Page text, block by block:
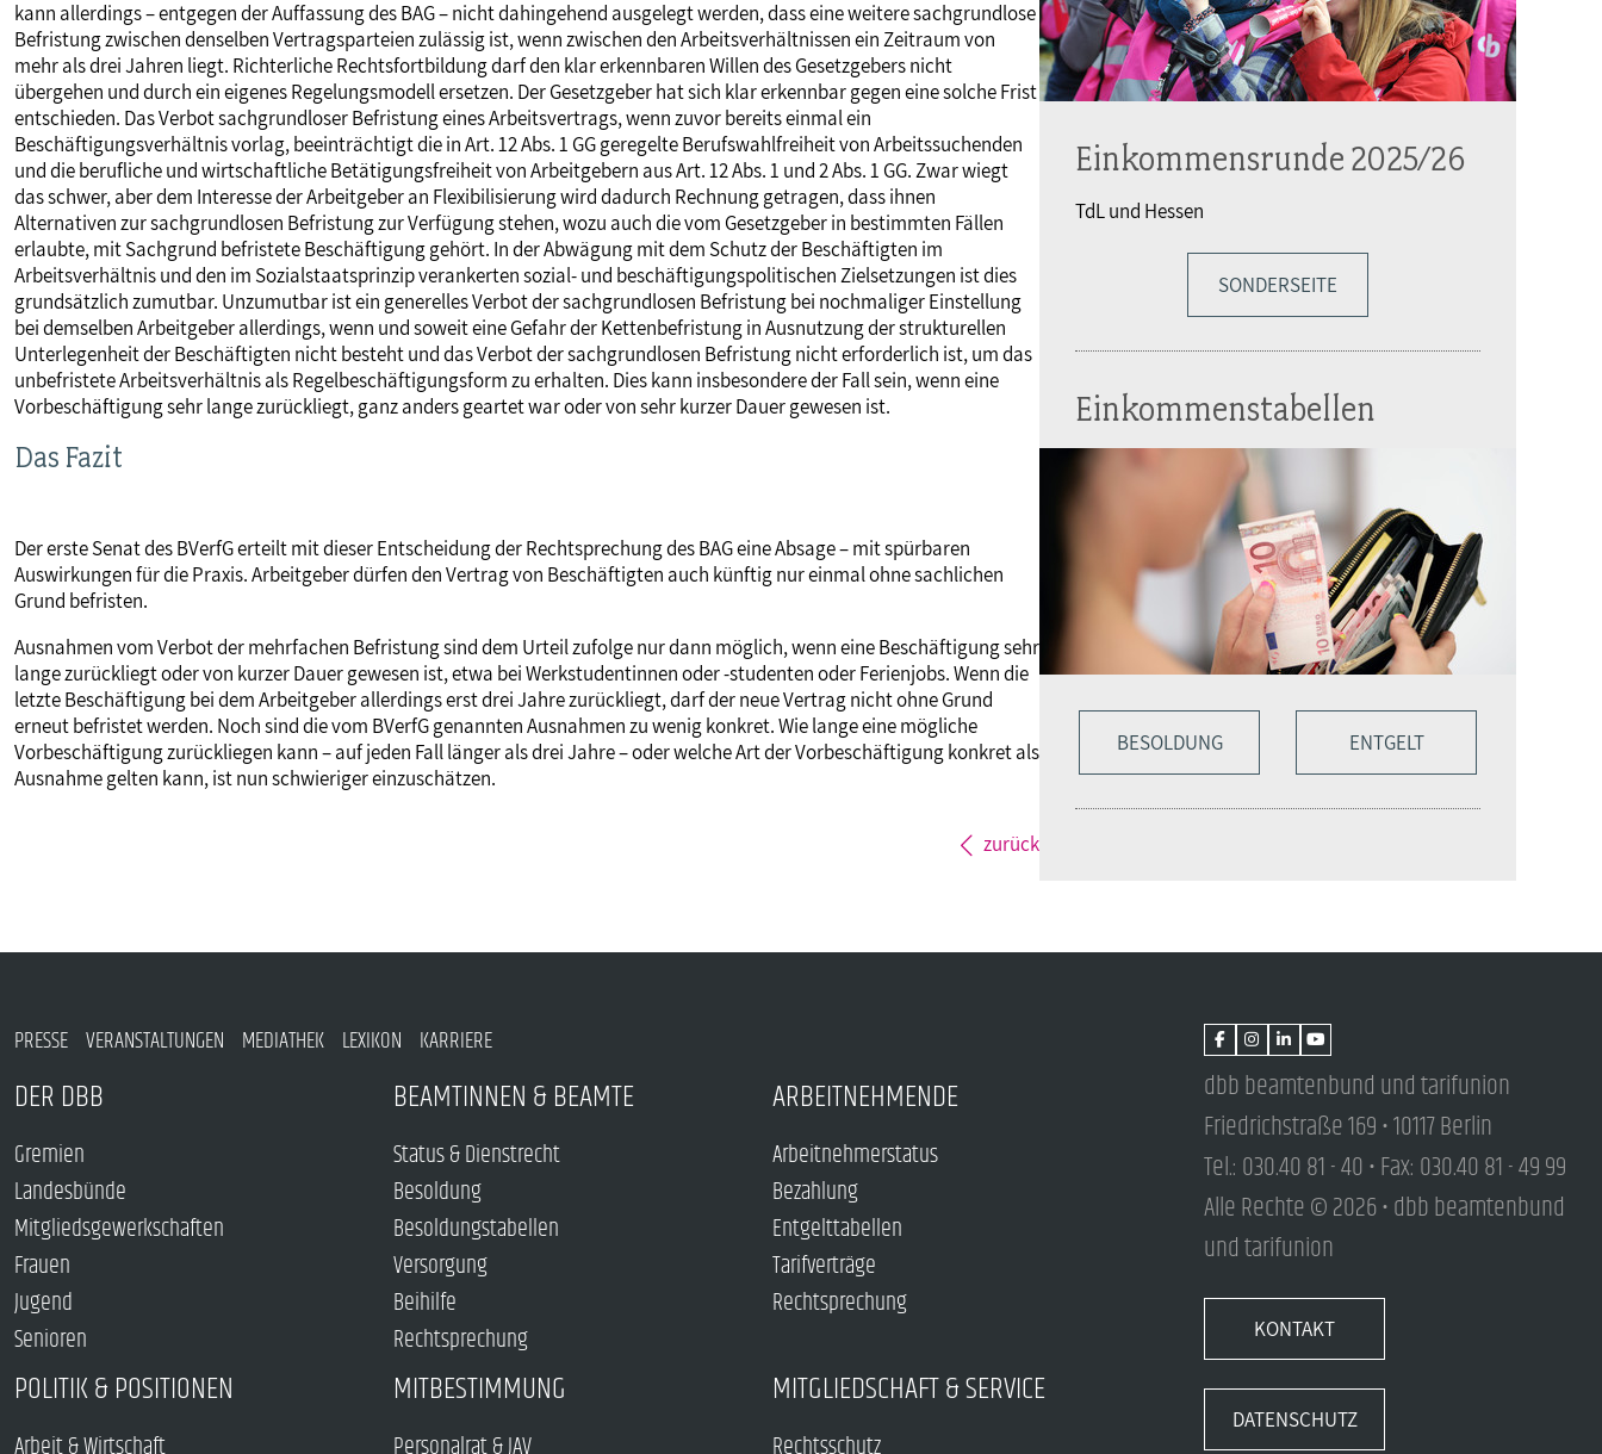
kann allerdings – entgegen der Auffassung des BAG – nicht dahingehend ausgelegt werden, dass eine weitere sachgrundlose
Befristung zwischen denselben Vertragsparteien zulässig ist, wenn zwischen den Arbeitsverhältnissen ein Zeitraum von
mehr als drei Jahren liegt. Richterliche Rechtsfortbildung darf den klar erkennbaren Willen des Gesetzgebers nicht
übergehen und durch ein eigenes Regelungsmodell ersetzen. Der Gesetzgeber hat sich klar erkennbar gegen eine solche Frist
entschieden. Das Verbot sachgrundloser Befristung eines Arbeitsvertrags, wenn zuvor bereits einmal ein
Beschäftigungsverhältnis vorlag, beeinträchtigt die in Art. 12 Abs. 1 GG geregelte Berufswahlfreiheit von Arbeitssuchenden
und die berufliche und wirtschaftliche Betätigungsfreiheit von Arbeitgebern aus Art. 12 Abs. 1 und 2 Abs. 1 GG. Zwar wiegt
das schwer, aber dem Interesse der Arbeitgeber an Flexibilisierung wird dadurch Rechnung getragen, dass ihnen
Alternativen zur sachgrundlosen Befristung zur Verfügung stehen, wozu auch die vom Gesetzgeber in bestimmten Fällen
erlaubte, mit Sachgrund befristete Beschäftigung gehört. In der Abwägung mit dem Schutz der Beschäftigten im
Arbeitsverhältnis und den im Sozialstaatsprinzip verankerten sozial- und beschäftigungspolitischen Zielsetzungen ist dies
grundsätzlich zumutbar. Unzumutbar ist ein generelles Verbot der sachgrundlosen Befristung bei nochmaliger Einstellung
bei demselben Arbeitgeber allerdings, wenn und soweit eine Gefahr der Kettenbefristung in Ausnutzung der strukturellen
Unterlegenheit der Beschäftigten nicht besteht und das Verbot der sachgrundlosen Befristung nicht erforderlich ist, um das
unbefristete Arbeitsverhältnis als Regelbeschäftigungsform zu erhalten. Dies kann insbesondere der Fall sein, wenn eine
Vorbeschäftigung sehr lange zurückliegt, ganz anders geartet war oder von sehr kurzer Dauer gewesen ist.
Das Fazit
Der erste Senat des BVerfG erteilt mit dieser Entscheidung der Rechtsprechung des BAG eine Absage – mit spürbaren
Auswirkungen für die Praxis. Arbeitgeber dürfen den Vertrag von Beschäftigten auch künftig nur einmal ohne sachlichen
Grund befristen.
Ausnahmen vom Verbot der mehrfachen Befristung sind dem Urteil zufolge nur dann möglich, wenn eine Beschäftigung sehr
lange zurückliegt oder von kurzer Dauer gewesen ist, etwa bei Werkstudentinnen oder -studenten oder Ferienjobs. Wenn die
letzte Beschäftigung bei dem Arbeitgeber allerdings erst drei Jahre zurückliegt, darf der neue Vertrag nicht ohne Grund
erneut befristet werden. Noch sind die vom BVerfG genannten Ausnahmen zu wenig konkret. Wie lange eine mögliche
Vorbeschäftigung zurückliegen kann – auf jeden Fall länger als drei Jahre – oder welche Art der Vorbeschäftigung konkret als
Ausnahme gelten kann, ist nun schwieriger einzuschätzen.
zurück
Einkommensrunde 2025/26
TdL und Hessen
SONDERSEITE
Einkommenstabellen
BESOLDUNG ENTGELT
PRESSE VERANSTALTUNGEN MEDIATHEK LEXIKON KARRIERE
DER DBB
Gremien
Landesbünde
Mitgliedsgewerkschaften
Frauen
Jugend
Senioren
BEAMTINNEN & BEAMTE
Status & Dienstrecht
Besoldung
Besoldungstabellen
Versorgung
Beihilfe
Rechtsprechung
ARBEITNEHMENDE
Arbeitnehmerstatus
Bezahlung
Entgelttabellen
Tarifverträge
Rechtsprechung
POLITIK & POSITIONEN MITBESTIMMUNG MITGLIEDSCHAFT & SERVICE
dbb beamtenbund und tarifunion
Friedrichstraße 169 • 10117 Berlin
Tel.: 030.40 81 - 40 • Fax: 030.40 81 - 49 99
Alle Rechte © 2026 • dbb beamtenbund
und tarifunion
KONTAKT
DATENSCHUTZ